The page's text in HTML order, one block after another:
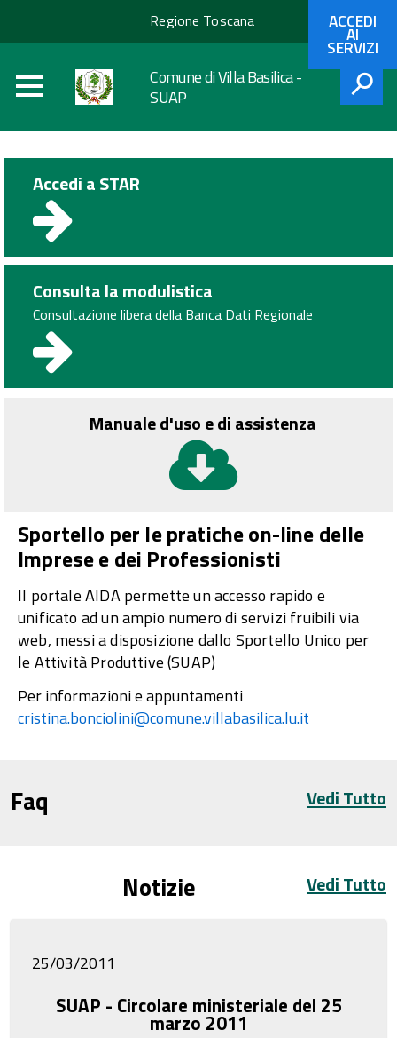
Regione Toscana ACCEDI
AI
SERVIZI
Comune di Villa Basilica -
SUAP
Accedi a STAR
Consulta la modulistica
Consultazione libera della Banca Dati Regionale
Manuale d'uso e di assistenza
Sportello per le pratiche on-line delle
Imprese e dei Professionisti
Il portale AIDA permette un accesso rapido e
unificato ad un ampio numero di servizi fruibili via
web, messi a disposizione dallo Sportello Unico per
le Attività Produttive (SUAP)
Per informazioni e appuntamenti
cristina.bonciolini@comune.villabasilica.lu.it
Faq Vedi Tutto
Notizie Vedi Tutto
25/03/2011
SUAP - Circolare ministeriale del 25
marzo 2011